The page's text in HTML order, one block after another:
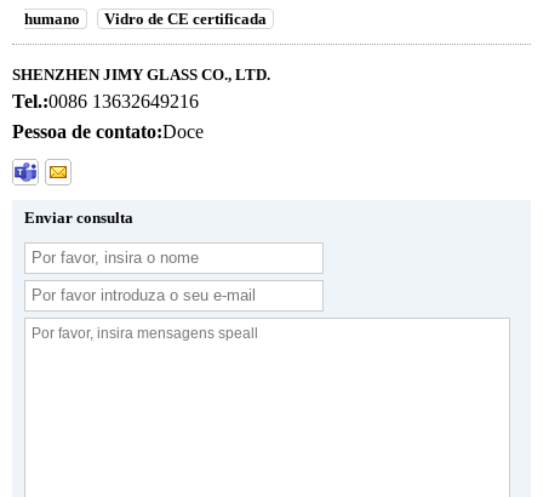
humano
Vidro de CE certificada
SHENZHEN JIMY GLASS CO., LTD.
Tel.:0086 13632649216
Pessoa de contato:Doce
Enviar consulta